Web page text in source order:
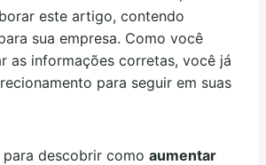
este artigo, contendo
sua empresa. Como você
as informações corretas, você já
para seguir em suas
descobrir como aumentar